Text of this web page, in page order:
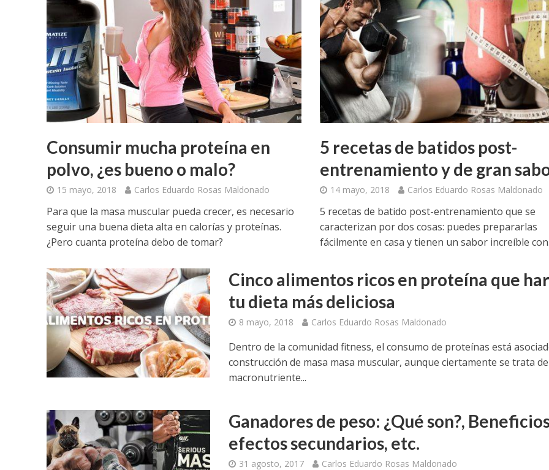
Consumir mucha proteína en
polvo, ¿es bueno o malo?
15 mayo, 2018 Carlos Eduardo Rosas Maldonado
Para que la masa muscular pueda crecer, es necesario
seguir una buena dieta alta en calorías y proteínas.
¿Pero cuanta proteína debo de tomar?
5 recetas de batidos post-
entrenamiento y de gran
14 mayo, 2018 Carlos Eduardo Rosas Maldonado
5 recetas de batido post-entrenamiento que se
caracterizan por dos cosas: puedes prepararlas
fácilmente en casa y tienen un sabor increíble
Cinco alimentos ricos en proteína que
tu dieta más deliciosa
8 mayo, 2018 Carlos Eduardo Rosas Maldonado
Dentro de la comunidad fitness, el consumo de proteínas está
construcción de masa masa muscular, aunque ciertamente se trata
macronutriente...
Ganadores de peso: ¿Qué son?,
efectos secundarios, etc.
31 agosto, 2017 Carlos Eduardo Rosas Maldonado